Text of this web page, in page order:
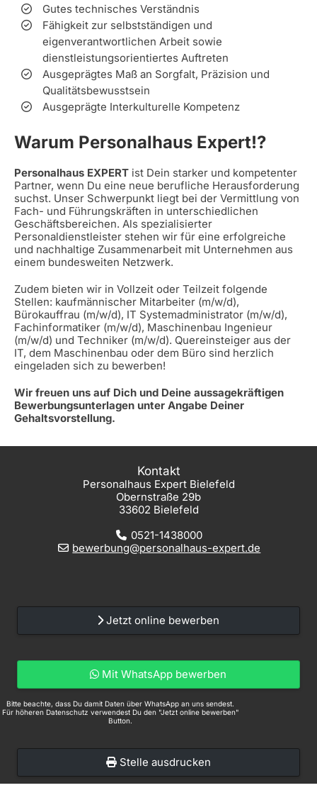
Gutes technisches Verständnis
Fähigkeit zur selbstständigen und
eigenverantwortlichen Arbeit sowie
dienstleistungsorientiertes Auftreten
Ausgeprägtes Maß an Sorgfalt, Präzision und
Qualitätsbewusstsein
Ausgeprägte Interkulturelle Kompetenz
Warum Personalhaus Expert!?
Personalhaus EXPERT ist Dein starker und kompetenter
Partner, wenn Du eine neue berufliche Herausforderung
suchst. Unser Schwerpunkt liegt bei der Vermittlung von
Fach- und Führungskräften in unterschiedlichen
Geschäftsbereichen. Als spezialisierter
Personaldienstleister stehen wir für eine erfolgreiche
und nachhaltige Zusammenarbeit mit Unternehmen aus
einem bundesweiten Netzwerk.
Zudem bieten wir in Vollzeit oder Teilzeit folgende
Stellen: kaufmännischer Mitarbeiter (m/w/d),
Bürokauffrau (m/w/d), IT Systemadministrator (m/w/d),
Fachinformatiker (m/w/d), Maschinenbau Ingenieur
(m/w/d) und Techniker (m/w/d). Quereinsteiger aus der
IT, dem Maschinenbau oder dem Büro sind herzlich
eingeladen sich zu bewerben!
Wir freuen uns auf Dich und Deine aussagekräftigen
Bewerbungsunterlagen unter Angabe Deiner
Gehaltsvorstellung.
Kontakt
Personalhaus Expert Bielefeld
Obernstraße 29b
33602 Bielefeld
0521-1438000
bewerbung@personalhaus-expert.de
Jetzt online bewerben
Mit WhatsApp bewerben
Bitte beachte, dass Du damit Daten über WhatsApp an uns sendest.
Für höheren Datenschutz verwendest Du den "Jetzt online bewerben"
Button.
Stelle ausdrucken